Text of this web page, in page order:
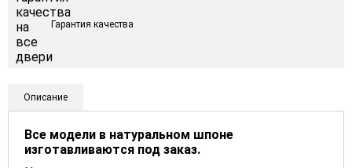
Гарантия качества
Описание
Все модели в натуральном шпоне
изготавливаются под заказ.